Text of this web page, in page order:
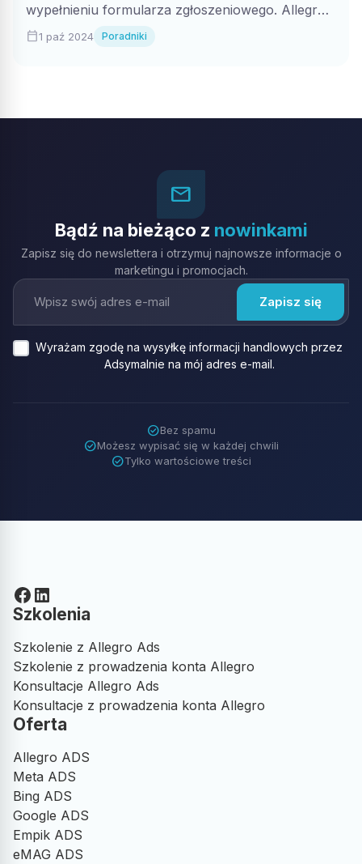
wypełnieniu formularza zgłoszeniowego. Allegro
weryfikuje, czy...
calendar_today1 paź 2024 Poradniki
mail_outline
Bądź na bieżąco z nowinkami
Zapisz się do newslettera i otrzymuj najnowsze informacje o
marketingu i promocjach.
Wyrażam zgodę na wysyłkę informacji handlowych przez
Adsymalnie na mój adres e-mail.
check_circleBez spamu
check_circleMożesz wypisać się w każdej chwili
check_circleTylko wartościowe treści
Facebook LinkedIn
Szkolenia
Szkolenie z Allegro Ads
Szkolenie z prowadzenia konta Allegro
Konsultacje Allegro Ads
Konsultacje z prowadzenia konta Allegro
Oferta
Allegro ADS
Meta ADS
Bing ADS
Google ADS
Empik ADS
eMAG ADS